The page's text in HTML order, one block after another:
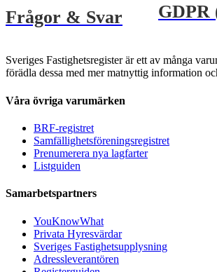
Frågor & Svar GDPR
Sveriges Fastighetsregister är ett av många
förädla dessa med mer matnyttig information
Våra övriga varumärken
BRF-registret
Samfällighetsföreningsregistret
Prenumerera nya lagfarter
Listguiden
Samarbetspartners
YouKnowWhat
Privata Hyresvärdar
Sveriges Fastighetsupplysning
Adressleverantören